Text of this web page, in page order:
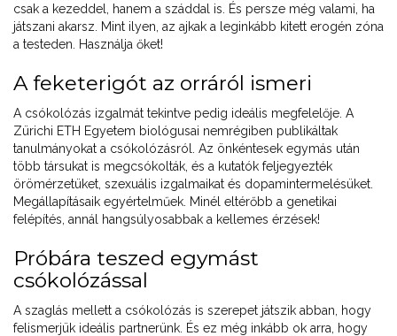
csak a kezeddel, hanem a száddal is. És persze még valami, ha
játszani akarsz. Mint ilyen, az ajkak a leginkább kitett erogén zóna
a testeden. Használja őket!
A feketerigót az orráról ismeri
A csókolózás izgalmát tekintve pedig ideális megfelelője. A
Zürichi ETH Egyetem biológusai nemrégiben publikáltak
tanulmányokat a csókolózásról. Az önkéntesek egymás után
több társukat is megcsókolták, és a kutatók feljegyezték
örömérzetüket, szexuális izgalmaikat és dopamintermelésüket.
Megállapításaik egyértelműek. Minél eltérőbb a genetikai
felépítés, annál hangsúlyosabbak a kellemes érzések!
Próbára teszed egymást
csókolózással
A szaglás mellett a csókolózás is szerepet játszik abban, hogy
felismerjük ideális partnerünk. És ez még inkább ok arra, hogy